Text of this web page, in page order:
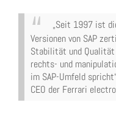
„Seit 1997 ist
Versionen von SAP
Stabilität und Qualität
rechts- und
im SAP-Umfeld
CEO der Ferrari